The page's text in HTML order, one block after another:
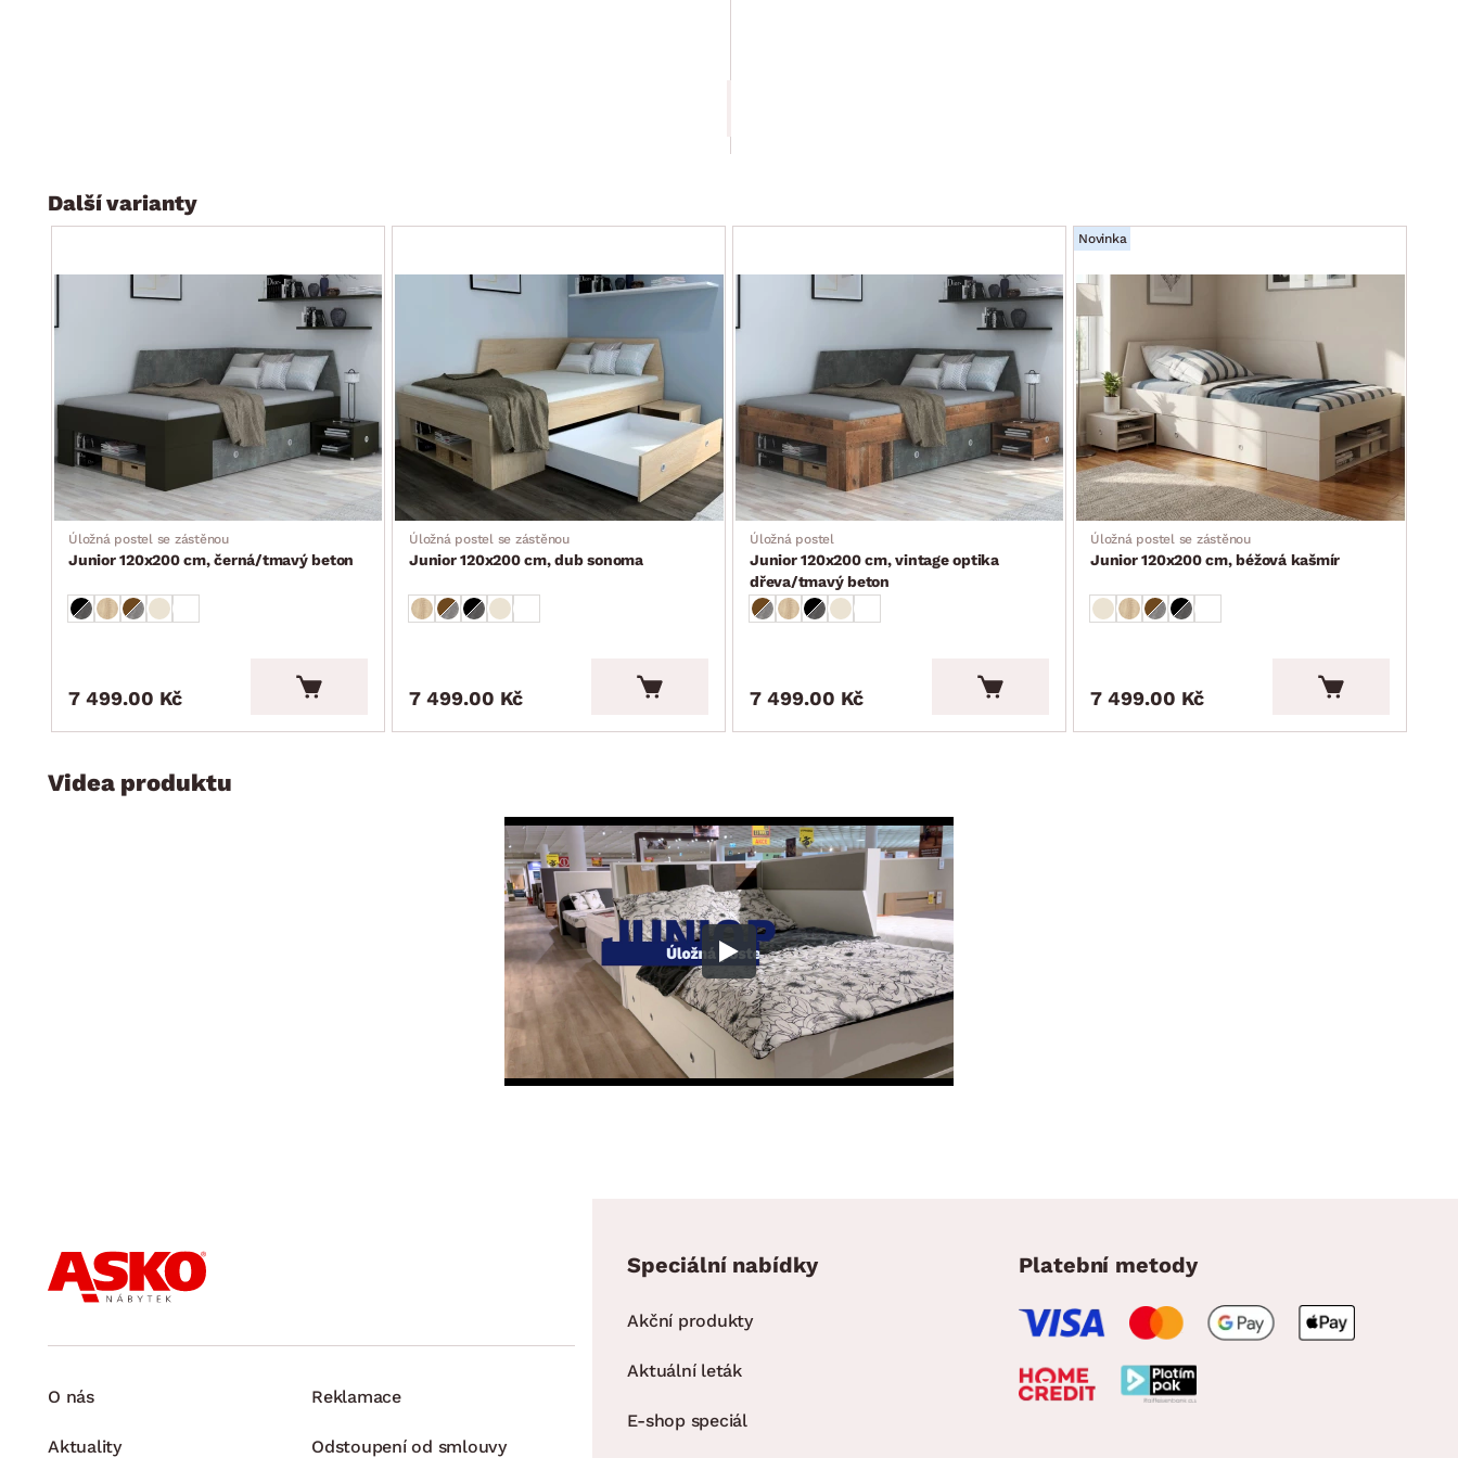
Další varianty
Úložná postel se zástěnou
Junior 120x200 cm, černá/tmavý beton
7 499.00 Kč
Úložná postel se zástěnou
Junior 120x200 cm, dub sonoma
7 499.00 Kč
Úložná postel
Junior 120x200 cm, vintage optika
dřeva/tmavý beton
7 499.00 Kč
Novinka
Úložná postel se zástěnou
Junior 120x200 cm, béžová kašmír
7 499.00 Kč
Videa produktu
O nás
Aktuality
Reklamace
Odstoupení od smlouvy
Speciální nabídky
Akční produkty
Aktuální leták
E-shop speciál
Platební metody